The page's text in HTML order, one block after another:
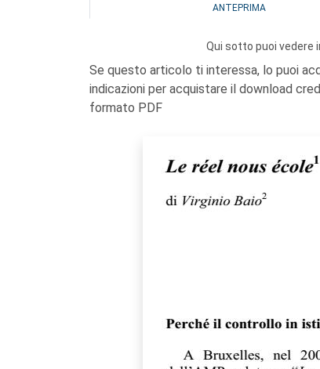
ANTEPRIMA
Qui sotto puoi vedere
Se questo articolo ti interessa, lo puoi
indicazioni per acquistare il download
formato PDF